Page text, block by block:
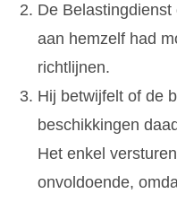
De
aan hemzelf had
richtlijnen.
Hij betwijfelt of de
beschikkingen
Het enkel
onvoldoende,